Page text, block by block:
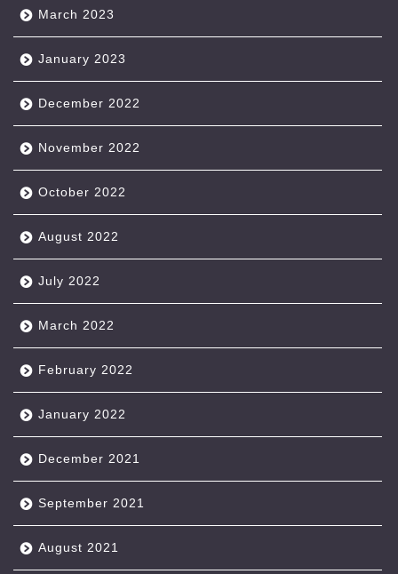
March 2023
January 2023
December 2022
November 2022
October 2022
August 2022
July 2022
March 2022
February 2022
January 2022
December 2021
September 2021
August 2021